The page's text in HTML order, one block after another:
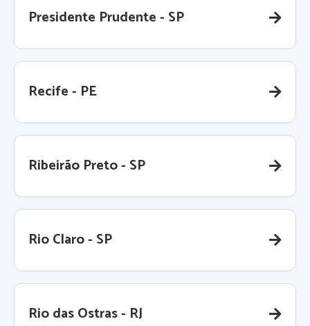
Presidente Prudente - SP
Recife - PE
Ribeirão Preto - SP
Rio Claro - SP
Rio das Ostras - RJ